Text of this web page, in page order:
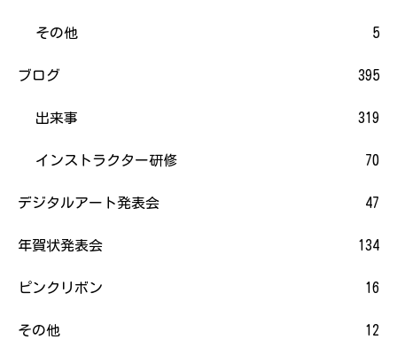
その他 5
ブログ 395
出来事 319
インストラクター研修 70
デジタルアート発表会 47
年賀状発表会 134
ピンクリボン 16
その他 12